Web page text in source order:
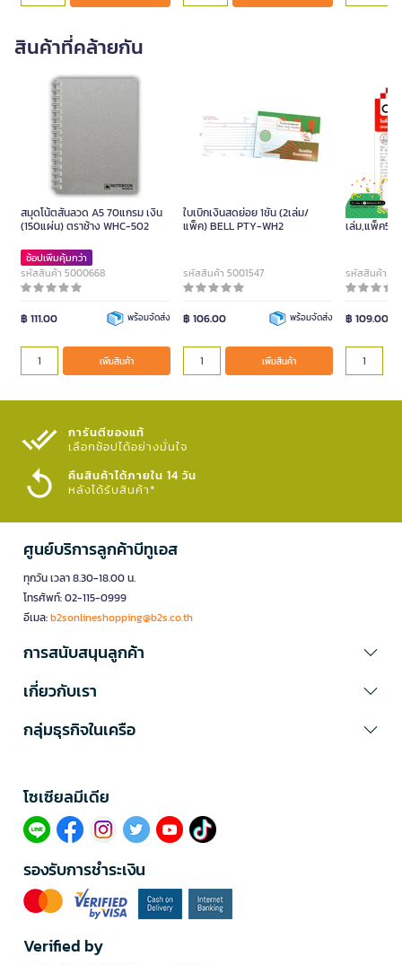
สินค้าที่คล้ายกัน
สมุดโน้ตสันลวด A5 70แกรม เงิน
(150แผ่น) ตราช้าง WHC-502
ช้อปเพิ่มคุ้มกว่า
รหัสสินค้า 5000668
฿ 111.00 พร้อมจัดส่ง
เพิ่มสินค้า
ใบเบิกเงินสดย่อย 1ชั้น (2เล่ม/
แพ็ค) BELL PTY-WH2
รหัสสินค้า 5001547
฿ 106.00 พร้อมจัดส่ง
เพิ่มสินค้า
ใบสั่งเครื่อ
เล่ม,แพ็ค5เ
รหัสสินค้า
฿ 109.00
การันตีของแท้
เลือกช้อปได้อย่างมั่นใจ​
คืนสินค้าได้ภายใน 14 วัน
หลังได้รับสินค้า*
ศูนย์บริการลูกค้าบีทูเอส
ทุกวัน เวลา 8.30-18.00 น.
โทรศัพท์: 02-115-0999
อีเมล:b2sonlineshopping@b2s.co.th
การสนับสนุนลูกค้า
เกี่ยวกับเรา
กลุ่มธุรกิจในเครือ
โซเซียลมีเดีย​
รองรับการชำระเงิน
Verified by